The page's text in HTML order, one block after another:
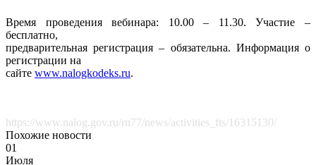
Время проведения вебинара: 10.00 – 11.30. Участие –
бесплатно,
предварительная регистрация – обязательна. Информация о
регистрации на
сайте www.nalogkodeks.ru.
https://www.nalog.gov.ru/rn77/news/activities_fts/16315130/
Похожие новости
01
Июля